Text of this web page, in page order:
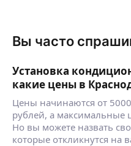
Вы часто
Установка
какие цены в
Цены начинаются от
рублей, а максимальные
Но вы можете назвать
которые откликнутся на